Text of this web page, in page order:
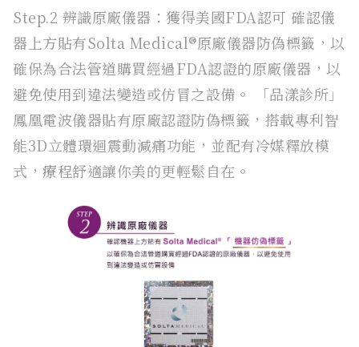
Step.2 辨識原廠儀器：獲得美國FDA認可 確認儀
器上方貼有Solta Medical®原廠儀器防偽標籤，以
確保為合法管道購買經過FDA認證的原廠儀器，以
避免使用到違法變造或仿冒之設備。 「品漾診所」
鳳凰電波儀器貼有原廠認證防偽標籤，搭載專利智
能3D立體環迴震動減痛功能，並配有冷媒釋放模
式，療程舒適讓你美的更輕鬆自在。